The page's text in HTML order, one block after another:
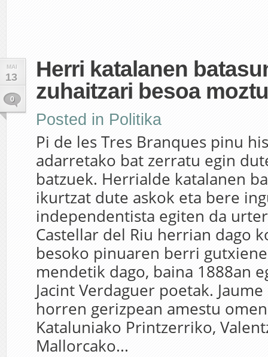
MAI
13
0
Herri katalanen
zuhaitzari besoa
Posted in Politika
Pi de les Tres Branques pinu
adarretako bat zerratu egin
batzuek. Herrialde katalanen
ikurtzat dute askok eta bere
independentista egiten da
Castellar del Riu herrian dago
besoko pinuaren berri
mendetik dago, baina 1888an
Jacint Verdaguer poetak.
horren gerizpean amestu
Kataluniako Printzerriko,
Mallorcako...